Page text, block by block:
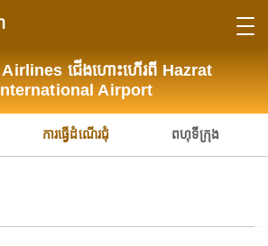
ជើងហោះហើរពី Hazrat
Airport
ការធ្វើដំណើរជុំ ពហុទីក្រុង